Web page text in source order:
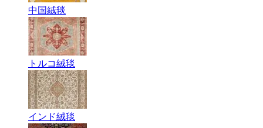
中国絨毯
トルコ絨毯
インド絨毯